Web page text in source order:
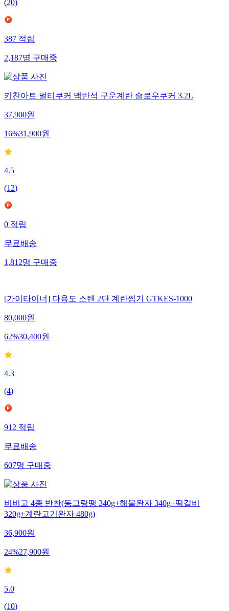
(20)
387적립
2,187명구매중
키친아트 멀티쿠커 맥반석 구운계란 슬로우쿠커 3.2L
37,900원
16%31,900원
4.5
(12)
0적립
무료배송
1,812명구매중
[가이타이너] 다용도 스텐 2단 계란찜기 GTKES-1000
80,000원
62%30,400원
4.3
(4)
912적립
무료배송
607명구매중
비비고 4종 반찬(동그랑땡 340g+해물완자 340g+떡갈비
320g+계란고기완자 480g)
36,900원
24%27,900원
5.0
(10)